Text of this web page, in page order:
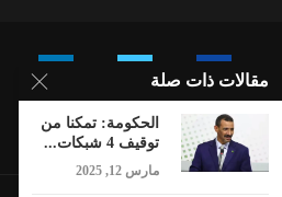
مقالات ذات صلة
الحكومة: تمكنا من
توقيف 4 شبكات...
مارس 12, 2025